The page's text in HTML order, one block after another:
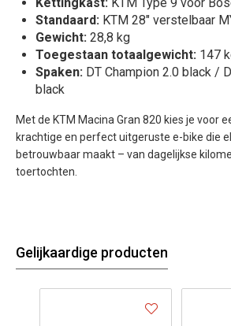
Standaard: KTM 28" verstelbaar
Gewicht: 28,8 kg
Toegestaan totaalgewicht: 147
Spaken: DT Champion 2.0 black /
black
Met de KTM Macina Gran 820 kies je voor
krachtige en perfect uitgeruste e-bike die
betrouwbaar maakt – van dagelijkse
toertochten.
Gelijkaardige producten